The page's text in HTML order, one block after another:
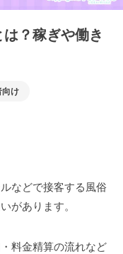
？稼ぎや働き
向け
などで接客する風俗
があります。
料金精算の流れなど